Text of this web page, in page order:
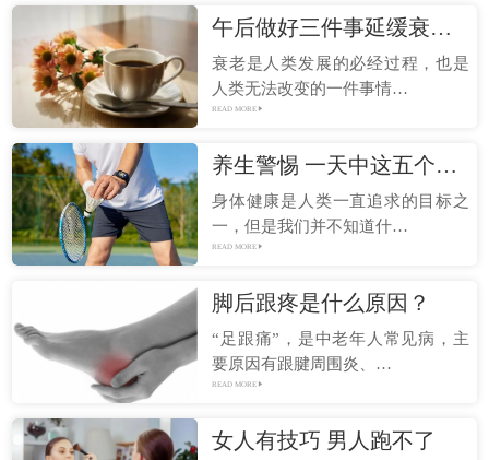
午后做好三件事延缓衰老 帮助肠胃消化
衰老是人类发展的必经过程，也是
人类无法改变的一件事情…
READ MORE
养生警惕 一天中这五个时刻最易伤身
身体健康是人类一直追求的目标之
一，但是我们并不知道什…
READ MORE
脚后跟疼是什么原因？
“足跟痛”，是中老年人常见病，主
要原因有跟腱周围炎、…
READ MORE
女人有技巧 男人跑不了